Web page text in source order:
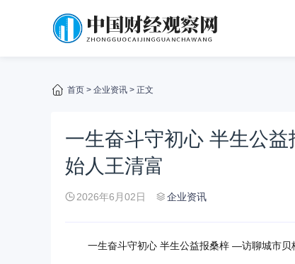
首页 > 企业资讯 > 正文
一生奋斗守初心 半生公
始人王清富
2026年6月02日 企业资讯
一生奋斗守初心 半生公益报桑梓 —访聊城市贝